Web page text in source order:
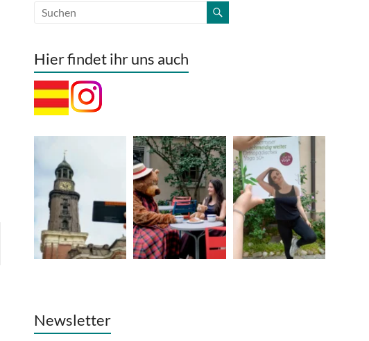
Hier findet ihr uns auch
Newsletter